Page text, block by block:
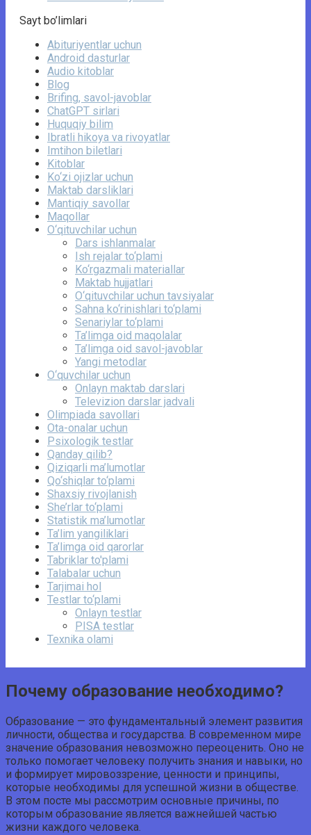
Sayt bo’limlari
Abituriyentlar uchun
Android dasturlar
Audio kitoblar
Blog
Brifing, savol-javoblar
ChatGPT sirlari
Huquqiy bilim
Ibratli hikoya va rivoyatlar
Imtihon biletlari
Kitoblar
Ko‘zi ojizlar uchun
Maktab darsliklari
Mantiqiy savollar
Maqollar
O‘qituvchilar uchun
Dars ishlanmalar
Ish rejalar to‘plami
Ko‘rgazmali materiallar
Maktab hujjatlari
O‘qituvchilar uchun tavsiyalar
Sahna ko‘rinishlari to‘plami
Senariylar to‘plami
Ta’limga oid maqolalar
Ta’limga oid savol-javoblar
Yangi metodlar
O‘quvchilar uchun
Onlayn maktab darslari
Televizion darslar jadvali
Olimpiada savollari
Ota-onalar uchun
Psixologik testlar
Qanday qilib?
Qiziqarli ma’lumotlar
Qo‘shiqlar to‘plami
Shaxsiy rivojlanish
She’rlar to‘plami
Statistik ma’lumotlar
Ta’lim yangiliklari
Ta’limga oid qarorlar
Tabriklar to'plami
Talabalar uchun
Tarjimai hol
Testlar to‘plami
Onlayn testlar
PISA testlar
Texnika olami
Почему образование необходимо?
Образование — это фундаментальный элемент развития
личности, общества и государства. В современном мире
значение образования невозможно переоценить. Оно не
только помогает человеку получить знания и навыки, но
и формирует мировоззрение, ценности и принципы,
которые необходимы для успешной жизни в обществе.
В этом посте мы рассмотрим основные причины, по
которым образование является важнейшей частью
жизни каждого человека.